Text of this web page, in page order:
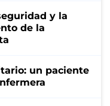
y la
de la
un paciente